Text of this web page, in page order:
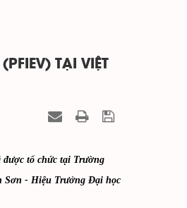
TẠI VIỆT
được tổ chức tại Trường
Sơn - Hiệu Trưởng Đại học